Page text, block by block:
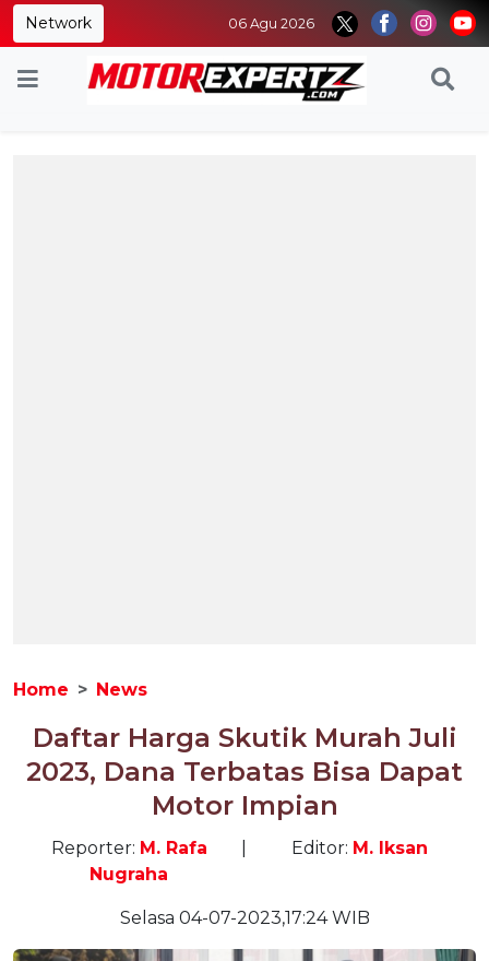
Network 06 Agu 2026
Home News
Daftar Harga Skutik Murah Juli
2023, Dana Terbatas Bisa Dapat
Motor Impian
Reporter: M. Rafa
Nugraha
Editor: M. Iksan
Selasa 04-07-2023,17:24 WIB